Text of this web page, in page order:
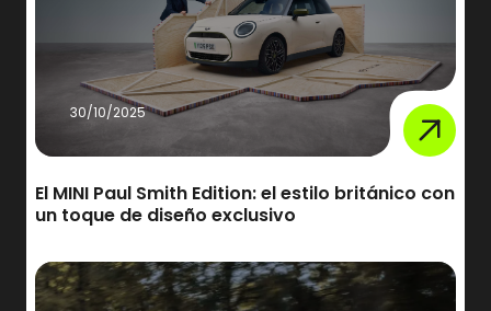
30/10/2025
El MINI Paul Smith Edition: el estilo británico con
un toque de diseño exclusivo